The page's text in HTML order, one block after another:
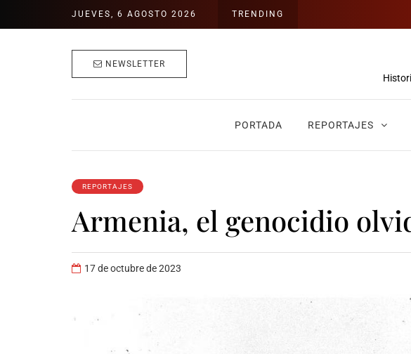
JUEVES, 6 AGOSTO 2026 TRENDING
NEWSLETTER
PORTADA REPORTAJES
REPORTAJES
Armenia, el genocidio
17 de octubre de 2023